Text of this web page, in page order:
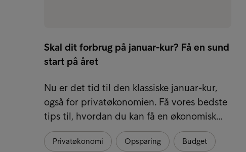
Skal dit forbrug på januar-kur? Få en sund
start på året
Nu er det tid til den klassiske januar-kur,
også for privatøkonomien. Få vores bedste
tips til, hvordan du kan få en økonomisk…
Privatøkonomi Opsparing Budget